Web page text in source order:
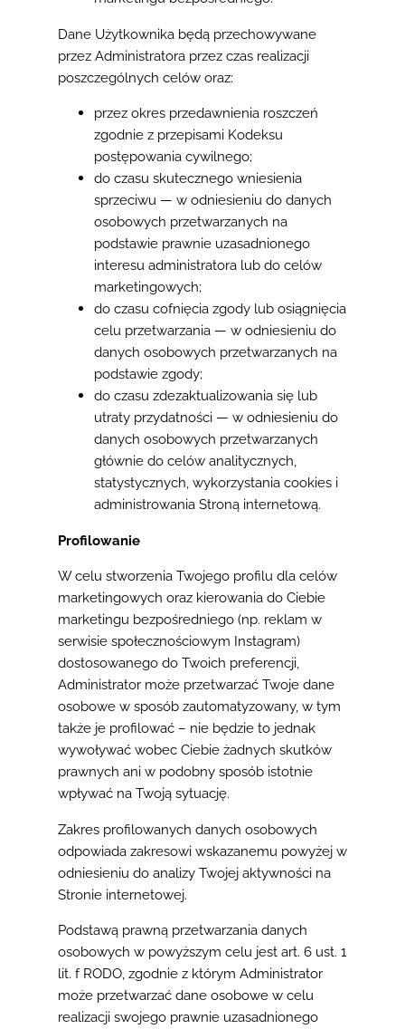
Dane Użytkownika będą przechowywane
przez Administratora przez czas realizacji
poszczególnych celów oraz:
przez okres przedawnienia roszczeń
zgodnie z przepisami Kodeksu
postępowania cywilnego;
do czasu skutecznego wniesienia
sprzeciwu — w odniesieniu do danych
osobowych przetwarzanych na
podstawie prawnie uzasadnionego
interesu administratora lub do celów
marketingowych;
do czasu cofnięcia zgody lub osiągnięcia
celu przetwarzania — w odniesieniu do
danych osobowych przetwarzanych na
podstawie zgody;
do czasu zdezaktualizowania się lub
utraty przydatności — w odniesieniu do
danych osobowych przetwarzanych
głównie do celów analitycznych,
statystycznych, wykorzystania cookies i
administrowania Stroną internetową.
Profilowanie
W celu stworzenia Twojego profilu dla celów
marketingowych oraz kierowania do Ciebie
marketingu bezpośredniego (np. reklam w
serwisie społecznościowym Instagram)
dostosowanego do Twoich preferencji,
Administrator może przetwarzać Twoje dane
osobowe w sposób zautomatyzowany, w tym
także je profilować – nie będzie to jednak
wywoływać wobec Ciebie żadnych skutków
prawnych ani w podobny sposób istotnie
wpływać na Twoją sytuację.
Zakres profilowanych danych osobowych
odpowiada zakresowi wskazanemu powyżej w
odniesieniu do analizy Twojej aktywności na
Stronie internetowej.
Podstawą prawną przetwarzania danych
osobowych w powyższym celu jest art. 6 ust. 1
lit. f RODO, zgodnie z którym Administrator
może przetwarzać dane osobowe w celu
realizacji swojego prawnie uzasadnionego